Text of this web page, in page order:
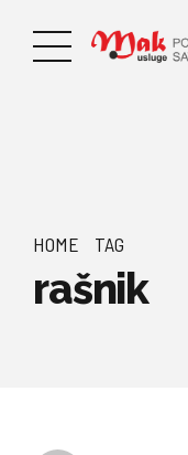
HOME TAG
rašnik